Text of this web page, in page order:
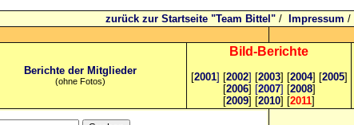
zurück zur Startseite "Team Bittel"/ Impressum /
Berichte der Mitglieder
(ohne Fotos)
Bild-Berichte
[2001] [2002] [2003] [2004] [2005]
[2006] [2007] [2008]
[2009] [2010] [2011]